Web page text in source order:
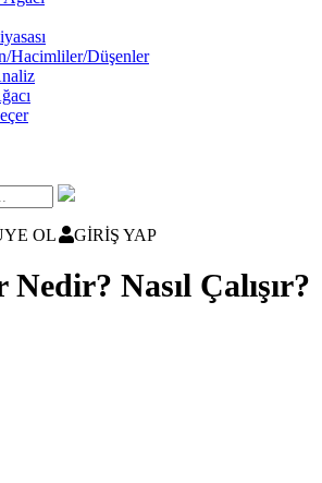
Hacimliler/Düşenler
OL GİRİŞ YAP
Nasıl Çalışır?